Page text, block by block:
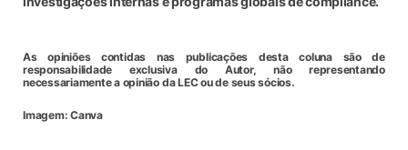
As opiniões contidas nas publicações desta coluna são de
responsabilidade exclusiva do Autor, não representando
necessariamente a opinião da LEC ou de seus sócios.
Imagem: Canva